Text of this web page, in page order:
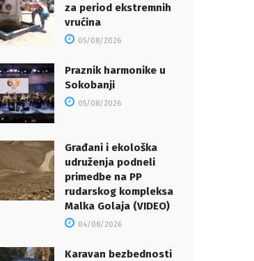
za period ekstremnih
vrućina
05/08/2026
Praznik harmonike u
Sokobanji
05/08/2026
Građani i ekološka
udruženja podneli
primedbe na PP
rudarskog kompleksa
Malka Golaja (VIDEO)
04/08/2026
Karavan bezbednosti